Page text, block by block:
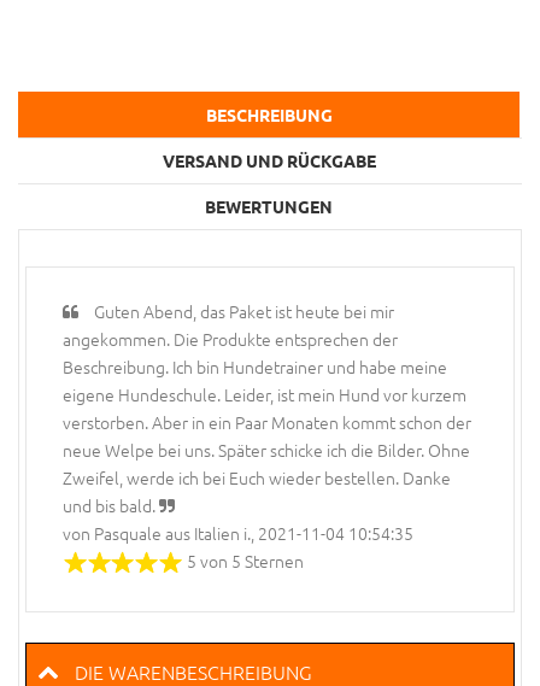
BESCHREIBUNG
VERSAND UND RÜCKGABE
BEWERTUNGEN
Guten Abend, das Paket ist heute bei mir
angekommen. Die Produkte entsprechen der
Beschreibung. Ich bin Hundetrainer und habe meine
eigene Hundeschule. Leider, ist mein Hund vor kurzem
verstorben. Aber in ein Paar Monaten kommt schon der
neue Welpe bei uns. Später schicke ich die Bilder. Ohne
Zweifel, werde ich bei Euch wieder bestellen. Danke
und bis bald.
von Pasquale aus Italien i., 2021-11-04 10:54:35
5 von 5 Sternen
DIE WARENBESCHREIBUNG